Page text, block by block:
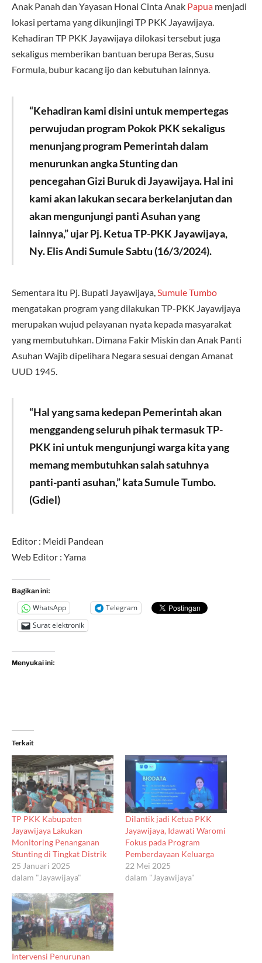
Anak Panah dan Yayasan Honai Cinta Anak Papua menjadi
lokasi pertama yang dikunjingi TP PKK Jayawijaya.
Kehadiran TP PKK Jayawijaya dilokasi tersebut juga
sekaligus memberikan bantuan berupa Beras, Susu
Formula, bubur kacang ijo dan kebutuhan lainnya.
“Kehadiran kami disini untuk mempertegas
perwujudan program Pokok PKK sekaligus
menunjang program Pemerintah dalam
menurunkan angka Stunting dan
pencegahan Gizi Buruk di Jayawijaya. Hal ini
kami akan lakukan secara berkelanjutan dan
akan mengunjungi panti Asuhan yang
lainnya,” ujar Pj. Ketua TP-PKK Jayawijaya,
Ny. Elis Andi Sumule Sabtu (16/3/2024).
Sementara itu Pj. Bupati Jayawijaya, Sumule Tumbo
mengatakan program yang dilakukan TP-PKK Jayawijaya
merupakan wujud pelayanan nyata kepada masyarakat
yang membutuhkan. Dimana Fakir Miskin dan Anak Panti
Asuhan Wajib dipelihara Negara sesuai dengan Amanat
UUD 1945.
“Hal yang sama kedepan Pemerintah akan
menggandeng seluruh pihak termasuk TP-
PKK ini untuk mengunjungi warga kita yang
memang membutuhkan salah satuhnya
panti-panti asuhan,” kata Sumule Tumbo.
(Gdiel)
Editor : Meidi Pandean
Web Editor : Yama
Bagikan ini:
WhatsApp
Telegram
Surat elektronik
Menyukai ini:
Terkait
TP PKK Kabupaten
Jayawijaya Lakukan
Monitoring Penanganan
Stunting di Tingkat Distrik
25 Januari 2025
dalam "Jayawijaya"
Dilantik jadi Ketua PKK
Jayawijaya, Idawati Waromi
Fokus pada Program
Pemberdayaan Keluarga
22 Mei 2025
dalam "Jayawijaya"
Intervensi Penurunan